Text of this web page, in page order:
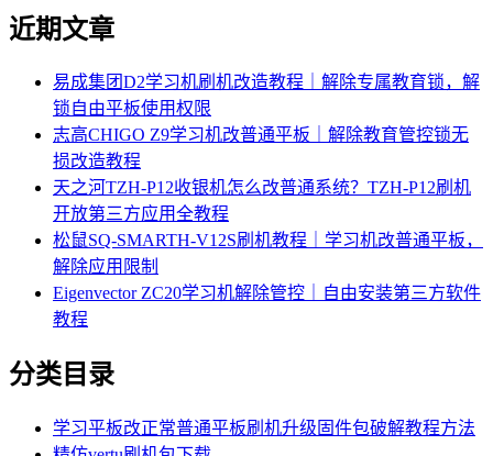
近期文章
易成集团D2学习机刷机改造教程｜解除专属教育锁，解
锁自由平板使用权限
志高CHIGO Z9学习机改普通平板｜解除教育管控锁无
损改造教程
天之河TZH-P12收银机怎么改普通系统？TZH-P12刷机
开放第三方应用全教程
松鼠SQ-SMARTH-V12S刷机教程｜学习机改普通平板，
解除应用限制
Eigenvector ZC20学习机解除管控｜自由安装第三方软件
教程
分类目录
学习平板改正常普通平板刷机升级固件包破解教程方法